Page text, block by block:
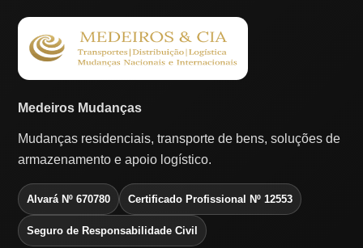
Medeiros Mudanças
Mudanças residenciais, transporte de bens, soluções de
armazenamento e apoio logístico.
Alvará Nº 670780 Certificado Profissional Nº 12553
Seguro de Responsabilidade Civil